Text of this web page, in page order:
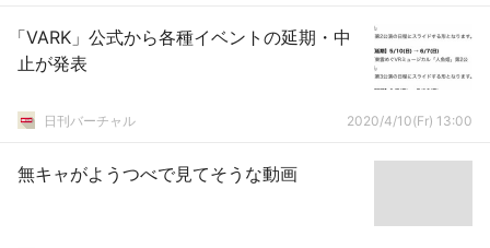
「VARK」公式から各種イベントの延期・中
止が発表
日刊バーチャル 2020/4/10(Fr) 13:00
無キャがようつべで見てそうな動画